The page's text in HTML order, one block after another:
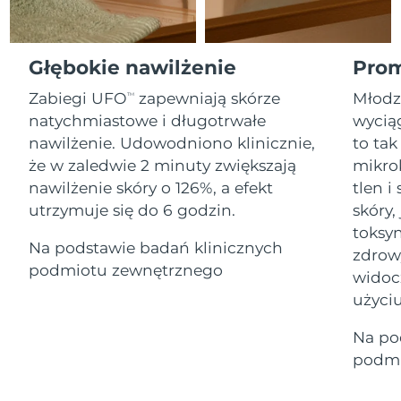
Głębokie nawilżenie
Zabiegi UFOTM
zapewniają skórze
natychmiastowe i długotrwałe
nawilżenie. Udowodniono klinicznie,
że w zaledwie 2 minuty zwiększają
nawilżenie skóry o 126%, a efekt
utrzymuje się do 6 godzin.
Na podstawie badań klinicznych
podmiotu zewnętrznego
to tak
tlen i
Na
All revitalizing eye massagers
Advanced pore care essentials
Serum
For healthy hair
issa™ Teeth Whitening Gel
18% PAP
Kosmetyki Mężczyźni
O NAS
Gibraltar
15/08/2026
Grecja
11/08/2026
SRA Hongkong
(Chiny)
Oczekiwany czas dostawy
12/08/2026
Węgry
Oczekiwany czas dostawy
11/08/2026
Oczekiwany czas dostawy
12/08/2026
Indonezja
Oczekiwany czas dostawy
11/08/2026